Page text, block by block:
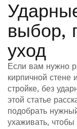
выбор,
уход
Если вам нужно
кирпичной стене
стройке, без
этой статье
подобрать
ухаживать,